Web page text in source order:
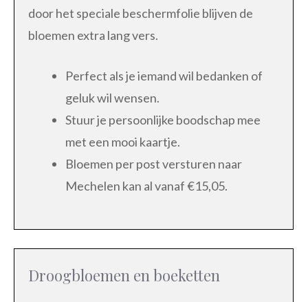
door het speciale beschermfolie blijven de
bloemen extra lang vers.
Perfect als je iemand wil bedanken of
geluk wil wensen.
Stuur je persoonlijke boodschap mee
met een mooi kaartje.
Bloemen per post versturen naar
Mechelen kan al vanaf €15,05.
Droogbloemen en boeketten